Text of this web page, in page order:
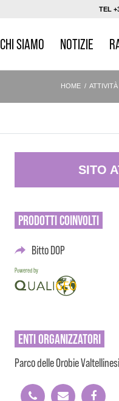
TEL
CHI SIAMO NOTIZIE
HOME / ATTIVITÀ
SITO
PRODOTTICOINVOLTI
Bitto DOP
Powered by
ENTIORGANIZZATORI
Parco delle Orobie Valtellinesi